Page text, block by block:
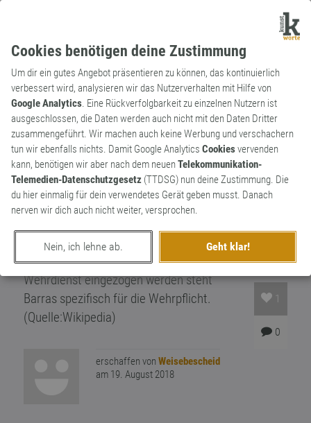
Cookies benötigen deine Zustimmung
Um dir ein gutes Angebot präsentieren zu können, das kontinuierlich
verbessert wird, analysieren wir das Nutzerverhalten mit Hilfe von
Google Analytics. Eine Rückverfolgbarkeit zu einzelnen Nutzern ist
ausgeschlossen, die Daten werden auch nicht mit den Daten Dritter
zusammengeführt. Wir machen auch keine Werbung und verschachern
tun wir ebenfalls nichts. Damit Google Analytics Cookiesvervenden
kann, benötigen wir aber nach dem neuenTelekommunikation-
Telemedien-Datenschutzgesetz (TTDSG) nun deine Zustimmung. Die
du hier einmalig für dein verwendetes Gerät geben musst. Danach
nerven wir dich auch nicht weiter, versprochen.
Nein, ich lehne ab. Geht klar!
Archaismus
Substantiv
Barras
Der Ausdruck Barras bezeichnet in der
Soldatensprache seit etwa 1870 die
Armee, das Militär, in Deutschland seltener
Synonym für die Wehrmacht stand. Im
Ausdruck zum Barras müssen = zum
Wehrdienst eingezogen werden steht
Barras spezifisch für die Wehrpflicht.
(Quelle:Wikipedia)
1
0
erschaffen von Weisebescheid
am 19. August 2018